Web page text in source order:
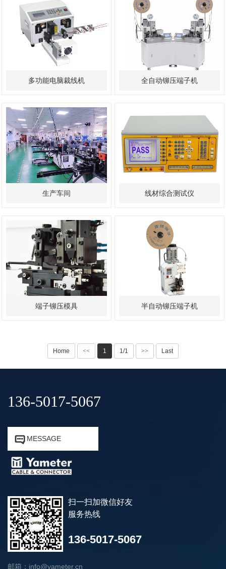
多功能电脑裁线机 全自动铆压端子机
生产车间 线材综合测试仪
端子铆压模具 半自动铆压端子机
Home << 1 1/1 >> Last
136-5017-5067
 MESSAGE
扫一扫加微信好友
服务热线
136-5017-5067
邮箱：info@yameter.cn